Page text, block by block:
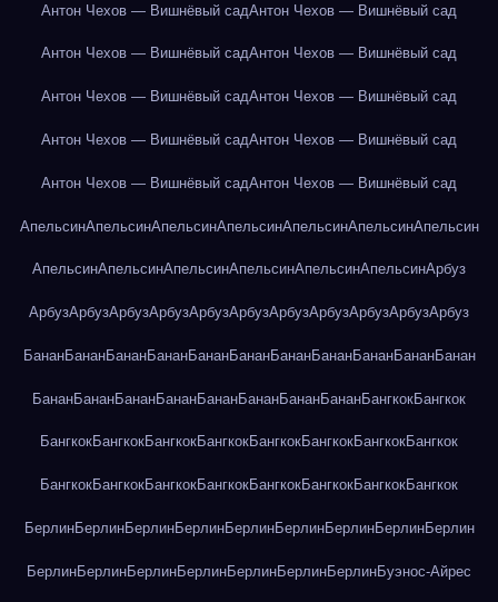
Антон Чехов — Вишнёвый садАнтон Чехов — Вишнёвый сад
Антон Чехов — Вишнёвый садАнтон Чехов — Вишнёвый сад
Антон Чехов — Вишнёвый садАнтон Чехов — Вишнёвый сад
Антон Чехов — Вишнёвый садАнтон Чехов — Вишнёвый сад
Антон Чехов — Вишнёвый садАнтон Чехов — Вишнёвый сад
АпельсинАпельсинАпельсинАпельсинАпельсинАпельсинАпельсин
АпельсинАпельсинАпельсинАпельсинАпельсинАпельсинАрбуз
АрбузАрбузАрбузАрбузАрбузАрбузАрбузАрбузАрбузАрбузАрбуз
БананБананБананБананБананБананБананБананБананБананБанан
БананБананБананБананБананБананБананБананБангкокБангкок
БангкокБангкокБангкокБангкокБангкокБангкокБангкокБангкок
БангкокБангкокБангкокБангкокБангкокБангкокБангкокБангкок
БерлинБерлинБерлинБерлинБерлинБерлинБерлинБерлинБерлин
БерлинБерлинБерлинБерлинБерлинБерлинБерлинБуэнос-Айрес